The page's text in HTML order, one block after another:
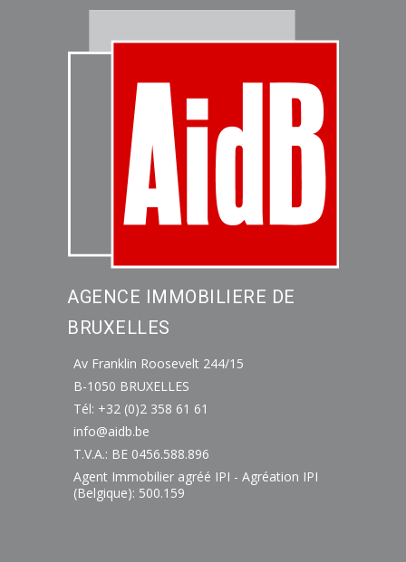
AGENCE IMMOBILIERE DE
BRUXELLES
Av Franklin Roosevelt 244/15
B-1050 BRUXELLES
Tél: +32 (0)2 358 61 61
info@aidb.be
T.V.A.: BE 0456.588.896
Agent Immobilier agréé IPI - Agréation IPI
(Belgique): 500.159